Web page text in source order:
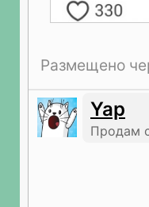
Размещено
Yap
Продам